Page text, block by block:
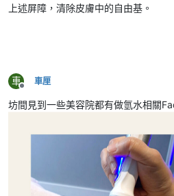
上述屏障，清除皮膚中的自由基。
車
離線
車厘
坊間見到一些美容院都有做氫水相關